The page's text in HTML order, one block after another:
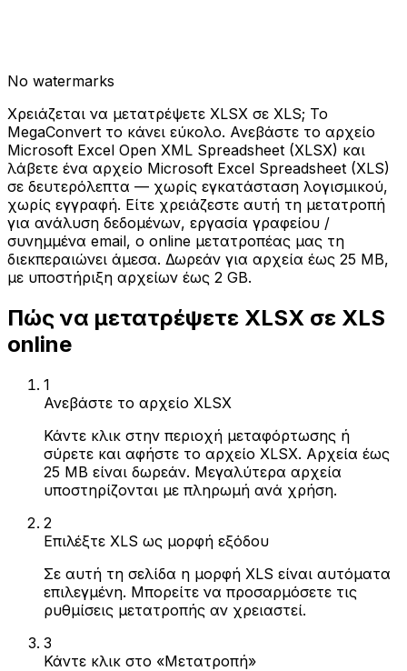
No watermarks
Χρειάζεται να μετατρέψετε XLSX σε XLS; Το
MegaConvert το κάνει εύκολο. Ανεβάστε το αρχείο
Microsoft Excel Open XML Spreadsheet (XLSX) και
λάβετε ένα αρχείο Microsoft Excel Spreadsheet (XLS)
σε δευτερόλεπτα — χωρίς εγκατάσταση λογισμικού,
χωρίς εγγραφή. Είτε χρειάζεστε αυτή τη μετατροπή
για ανάλυση δεδομένων, εργασία γραφείου /
συνημμένα email, ο online μετατροπέας μας τη
διεκπεραιώνει άμεσα. Δωρεάν για αρχεία έως 25 MB,
με υποστήριξη αρχείων έως 2 GB.
Πώς να μετατρέψετε XLSX σε XLS
online
1
Ανεβάστε το αρχείο XLSX
Κάντε κλικ στην περιοχή μεταφόρτωσης ή
σύρετε και αφήστε το αρχείο XLSX. Αρχεία έως
25 MB είναι δωρεάν. Μεγαλύτερα αρχεία
υποστηρίζονται με πληρωμή ανά χρήση.
2
Επιλέξτε XLS ως μορφή εξόδου
Σε αυτή τη σελίδα η μορφή XLS είναι αυτόματα
επιλεγμένη. Μπορείτε να προσαρμόσετε τις
ρυθμίσεις μετατροπής αν χρειαστεί.
3
Κάντε κλικ στο «Μετατροπή»